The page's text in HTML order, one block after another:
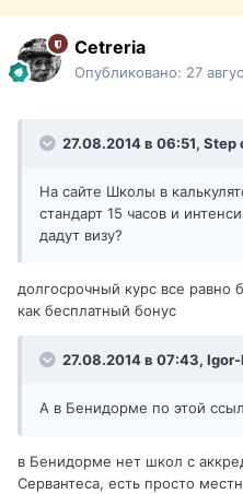
Cetreria
Опубликовано: 27
27.08.2014 в 06:51, Step
На сайте Школы в
стандарт 15 часов и
дадут визу?
долгосрочный курс все равно
как бесплатный бонус
27.08.2014 в 07:43,
А в Бенидорме по этой
в Бенидорме нет школ с
Сервантеса, есть просто